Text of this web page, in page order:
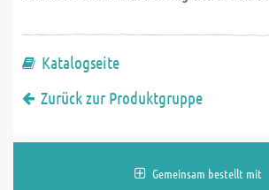
Katalogseite
Zurück zur Produktgruppe
Gemeinsam bestellt mit